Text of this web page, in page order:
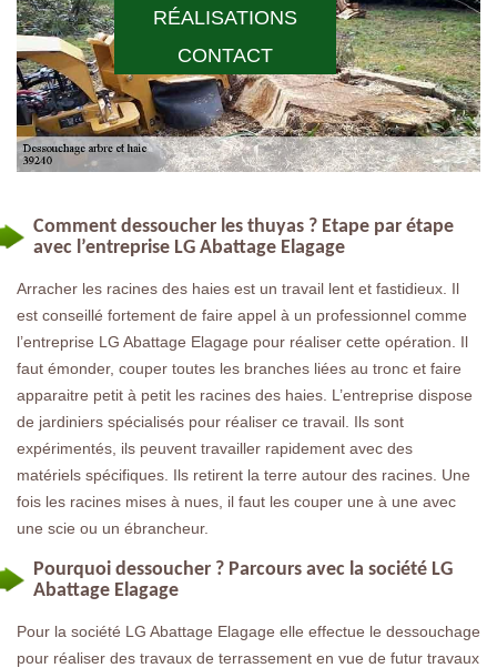
RÉALISATIONS
CONTACT
Comment dessoucher les thuyas ? Etape par étape
avec l’entreprise LG Abattage Elagage
Arracher les racines des haies est un travail lent et fastidieux. Il
est conseillé fortement de faire appel à un professionnel comme
l’entreprise LG Abattage Elagage pour réaliser cette opération. Il
faut émonder, couper toutes les branches liées au tronc et faire
apparaitre petit à petit les racines des haies. L’entreprise dispose
de jardiniers spécialisés pour réaliser ce travail. Ils sont
expérimentés, ils peuvent travailler rapidement avec des
matériels spécifiques. Ils retirent la terre autour des racines. Une
fois les racines mises à nues, il faut les couper une à une avec
une scie ou un ébrancheur.
Pourquoi dessoucher ? Parcours avec la société LG
Abattage Elagage
Pour la société LG Abattage Elagage elle effectue le dessouchage
pour réaliser des travaux de terrassement en vue de futur travaux